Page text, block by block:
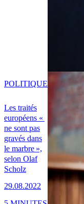
Les traités
européens «
ne sont pas
gravés dans
le marbre »,
selon Olaf
Scholz
29.08.2022
POLITIQUE